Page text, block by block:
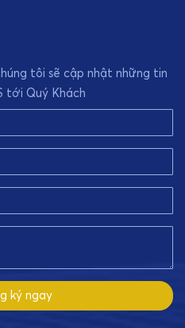
tôi sẽ cập nhật những tin
tới Quý Khách
ký ngay